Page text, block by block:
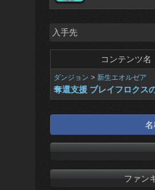
入手先
コンテンツ名
ダンジョン > 新生エオルゼア
奪還支援 ブレイフロクス
ファン